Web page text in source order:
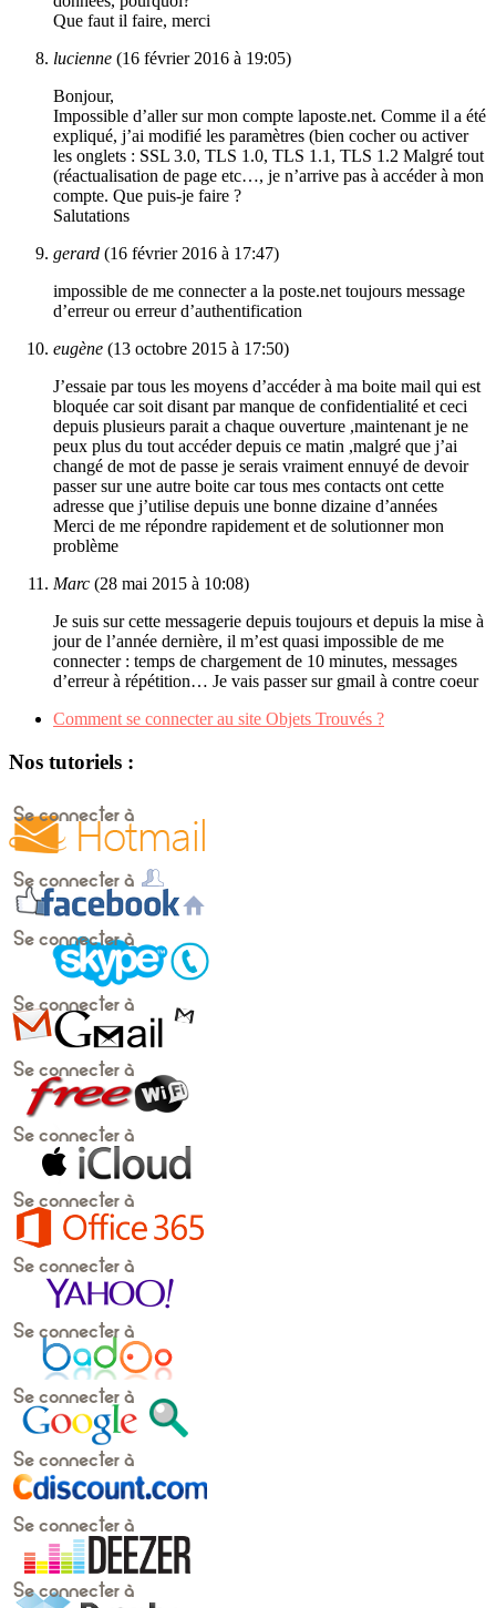
Que faut il faire, merci
lucienne (16 février 2016 à 19:05)
Bonjour,
Impossible d’aller sur mon compte laposte.net. Comme il a été
expliqué, j’ai modifié les paramètres (bien cocher ou activer
les onglets : SSL 3.0, TLS 1.0, TLS 1.1, TLS 1.2 Malgré tout
(réactualisation de page etc…, je n’arrive pas à accéder à mon
compte. Que puis-je faire ?
Salutations
gerard (16 février 2016 à 17:47)
impossible de me connecter a la poste.net toujours message
d’erreur ou erreur d’authentification
eugène (13 octobre 2015 à 17:50)
J’essaie par tous les moyens d’accéder à ma boite mail qui est
bloquée car soit disant par manque de confidentialité et ceci
depuis plusieurs parait a chaque ouverture ,maintenant je ne
peux plus du tout accéder depuis ce matin ,malgré que j’ai
changé de mot de passe je serais vraiment ennuyé de devoir
passer sur une autre boite car tous mes contacts ont cette
adresse que j’utilise depuis une bonne dizaine d’années
Merci de me répondre rapidement et de solutionner mon
problème
Marc (28 mai 2015 à 10:08)
Je suis sur cette messagerie depuis toujours et depuis la mise à
jour de l’année dernière, il m’est quasi impossible de me
connecter : temps de chargement de 10 minutes, messages
d’erreur à répétition… Je vais passer sur gmail à contre coeur
Comment se connecter au site Objets Trouvés ?
Nos tutoriels :